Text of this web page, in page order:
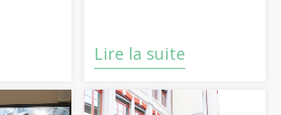
Lire la suite